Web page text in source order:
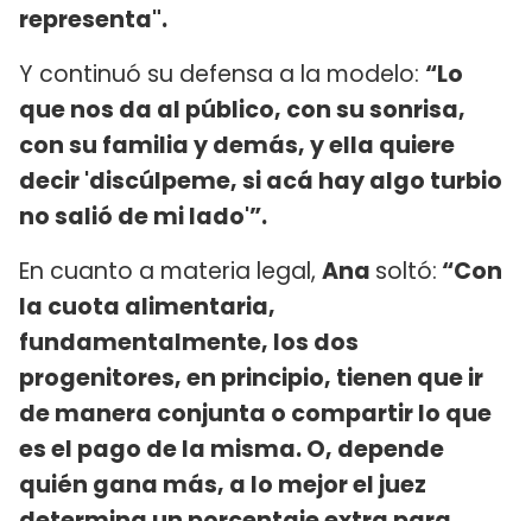
representa".
Y continuó su defensa a la modelo: “Lo
que nos da al público, con su sonrisa,
con su familia y demás, y ella quiere
decir 'discúlpeme, si acá hay algo turbio
no salió de mi lado'”.
En cuanto a materia legal, Ana soltó: “Con
la cuota alimentaria,
fundamentalmente, los dos
progenitores, en principio, tienen que ir
de manera conjunta o compartir lo que
es el pago de la misma. O, depende
quién gana más, a lo mejor el juez